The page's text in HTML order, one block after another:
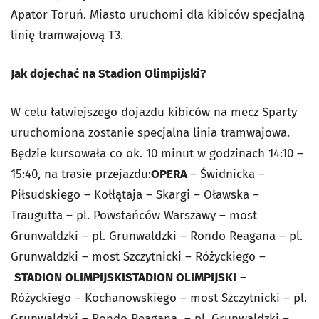
Apator Toruń. Miasto uruchomi dla kibiców specjalną
linię tramwajową T3.
Jak dojechać na Stadion Olimpijski?
W celu łatwiejszego dojazdu kibiców na mecz Sparty
uruchomiona zostanie specjalna linia tramwajowa.
Będzie kursowała co ok. 10 minut w godzinach 14:10 –
15:40, na trasie przejazdu:OPERA– Świdnicka –
Piłsudskiego – Kołłątaja – Skargi – Oławska –
Traugutta – pl. Powstańców Warszawy – most
Grunwaldzki – pl. Grunwaldzki – Rondo Reagana – pl.
Grunwaldzki – most Szczytnicki – Różyckiego –
STADION OLIMPIJSKISTADION OLIMPIJSKI –
Różyckiego – Kochanowskiego – most Szczytnicki – pl.